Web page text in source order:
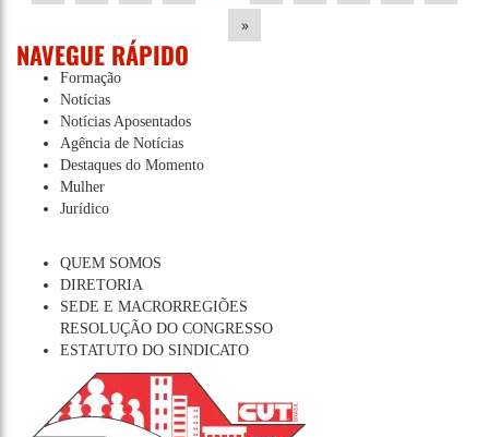
»
NAVEGUE RÁPIDO
Formação
Notícias
Notícias Aposentados
Agência de Notícias
Destaques do Momento
Mulher
Jurídico
QUEM SOMOS
DIRETORIA
SEDE E MACRORREGIÕES
RESOLUÇÃO DO CONGRESSO
ESTATUTO DO SINDICATO